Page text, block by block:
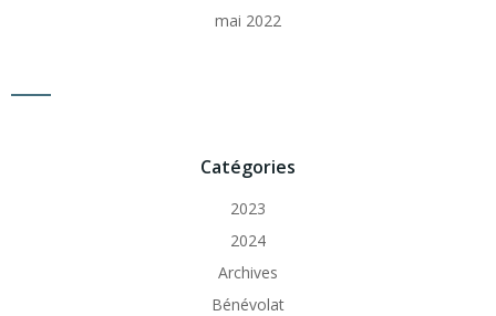
mai 2022
Catégories
2023
2024
Archives
Bénévolat